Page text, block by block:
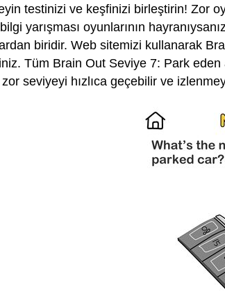
testinizi ve keşfinizi birleştirin! Zor
yarışması oyunlarının
biridir. Web sitemizi kullanarak
Tüm Brain Out Seviye 7: Park eden
zor seviyeyi hızlıca geçebilir ve